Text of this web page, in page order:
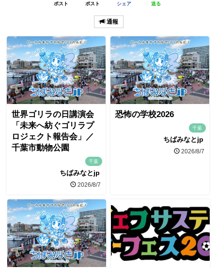
ポスト ポスト シェア 送る
通報
世界ゴリラの日講演会
「未来へ紡ぐゴリラプ
ロジェクト報告会」／
千葉市動物公園
千葉
ちばみなとjp
2026/8/7
恐怖の学校2026
千葉
ちばみなとjp
2026/8/7